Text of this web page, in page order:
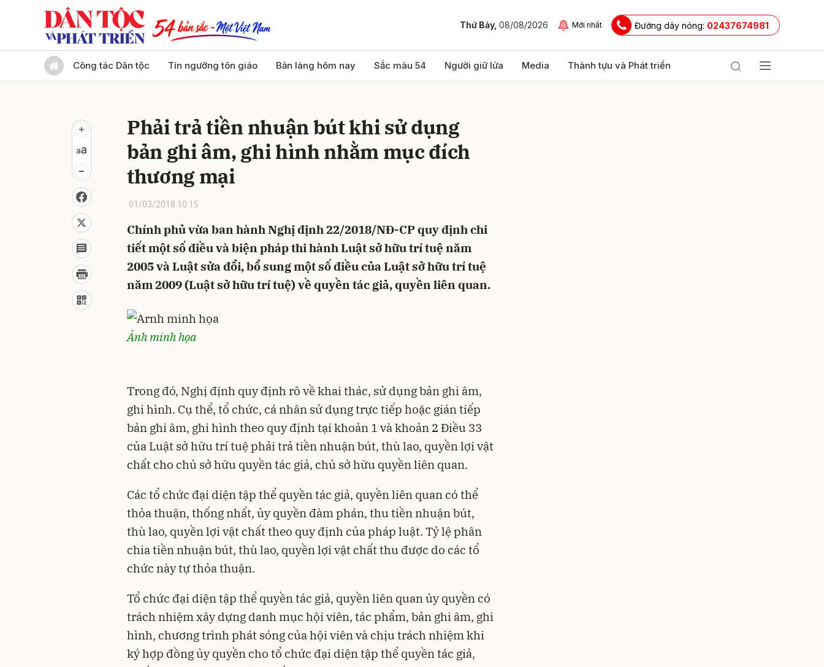
Thứ Bảy, 08/08/2026 Mới nhất Đường dây nóng: 02437674981
Công tác Dân tộc Tín ngưỡng tôn giáo Bản làng hôm nay Sắc màu 54 Người giữ lửa Media Thành tựu và Phát triển
Phải trả tiền nhuận bút khi sử dụng
bản ghi âm, ghi hình nhằm mục đích
thương mại
01/03/2018 10:15
Chính phủ vừa ban hành Nghị định 22/2018/NĐ-CP quy định chi
tiết một số điều và biện pháp thi hành Luật sở hữu trí tuệ năm
2005 và Luật sửa đổi, bổ sung một số điều của Luật sở hữu trí tuệ
năm 2009 (Luật sở hữu trí tuệ) về quyền tác giả, quyền liên quan.
Ảnh minh họa
Trong đó, Nghị định quy định rõ về khai thác, sử dụng bản ghi âm,
ghi hình. Cụ thể, tổ chức, cá nhân sử dụng trực tiếp hoặc gián tiếp
bản ghi âm, ghi hình theo quy định tại khoản 1 và khoản 2 Điều 33
của Luật sở hữu trí tuệ phải trả tiền nhuận bút, thù lao, quyền lợi vật
chất cho chủ sở hữu quyền tác giả, chủ sở hữu quyền liên quan.
Các tổ chức đại diện tập thể quyền tác giả, quyền liên quan có thể
thỏa thuận, thống nhất, ủy quyền đàm phán, thu tiền nhuận bút,
thù lao, quyền lợi vật chất theo quy định của pháp luật. Tỷ lệ phân
chia tiền nhuận bút, thù lao, quyền lợi vật chất thu được do các tổ
chức này tự thỏa thuận.
Tổ chức đại diện tập thể quyền tác giả, quyền liên quan ủy quyền có
trách nhiệm xây dựng danh mục hội viên, tác phẩm, bản ghi âm, ghi
hình, chương trình phát sóng của hội viên và chịu trách nhiệm khi
ký hợp đồng ủy quyền cho tổ chức đại diện tập thể quyền tác giả,
Gửi bình luận